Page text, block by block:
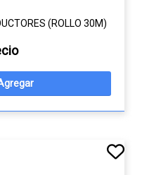
(ROLLO 30M)